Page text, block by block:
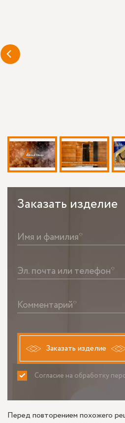
Заказать изделие
Имя и фамилия*
Эл. почта или телефон*
Комментарий*
Заказать изделие
Согласие на обработку
ПРИНИМАЮ НЕ
Перед повторением похожего